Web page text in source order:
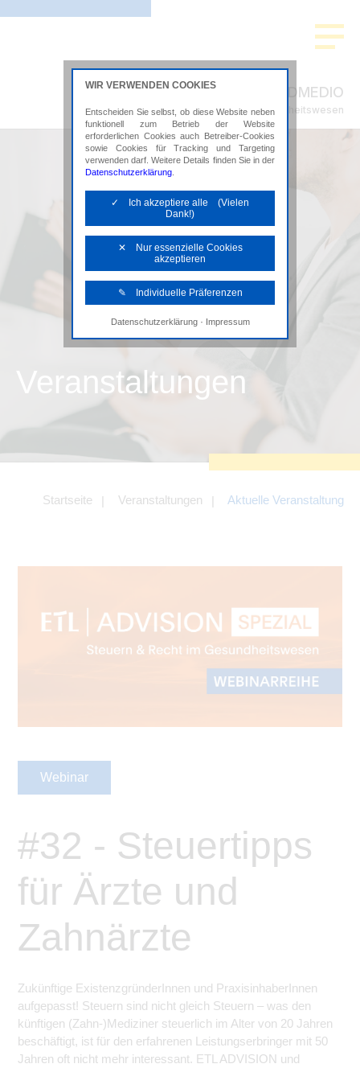
ADMEDIO
Steuerberatung im Gesundheitswesen
Veranstaltungen
Startseite Veranstaltungen Aktuelle Veranstaltung
Webinar
#32 - Steuertipps
für Ärzte und
Zahnärzte
Zukünftige ExistenzgründerInnen und PraxisinhaberInnen
aufgepasst! Steuern sind nicht gleich Steuern – was den
künftigen (Zahn-)Mediziner steuerlich im Alter von 20 Jahren
beschäftigt, ist für den erfahrenen Leistungserbringer mit 50
Jahren oft nicht mehr interessant. ETL ADVISION und
WIR VERWENDEN COOKIES
Entscheiden Sie selbst, ob diese Website neben
funktionell zum Betrieb der Website
erforderlichen Cookies auch Betreiber-Cookies
sowie Cookies für Tracking und Targeting
verwenden darf. Weitere Details finden Sie in der
Datenschutzerklärung
✓ Ich akzeptiere alle (Vielen
Dank!)
✕ Nur essenzielle Cookies
akzeptieren
✎ Individuelle Präferenzen
Notwendige Cookies
Diese Cookies sind erforderlich, um die
Tracking- und Targeting-Cookies
Angebotes einschließlich der
Angeboten von z.B. Facebook und
LinkedIn.
Datenschutzerklärung· Impressum